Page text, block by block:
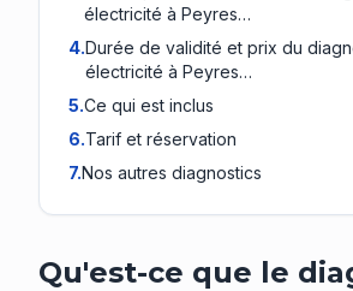
électricité à Peyres…
4.Durée de validité et prix du
électricité à Peyres…
5.Ce qui est inclus
6.Tarif et réservation
7.Nos autres diagnostics
Qu'est-ce que le